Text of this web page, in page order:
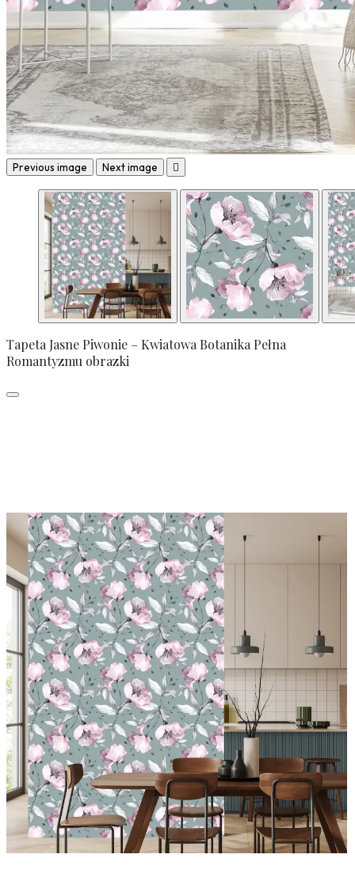
Previous image Next image 
Tapeta Jasne Piwonie – Kwiatowa Botanika Pełna
Romantyzmu obrazki